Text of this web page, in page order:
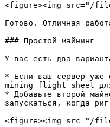
<figure><img src="/
Готово. Отличная
### Простой майнинг
У вас есть два
* Если ваш сервер уже
mining flight sheet для
* Добавьте второй
запускаться, когда
<figure><img src="/